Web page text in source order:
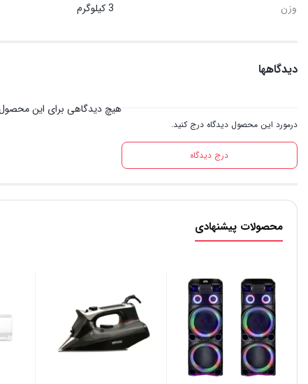
وزن 3 کیلوگرم
دیدگاهها
درمورد این محصول دیدگاه درج کنید.
درج دیدگاه
هیچ دیدگاهی برای این
محصولات پیشنهادی